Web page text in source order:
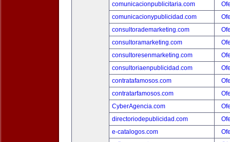
comunicacionpublicitaria.com
comunicacionypublicidad.com
consultorademarketing.com
consultoramarketing.com
consultoresenmarketing.com
consultoriaenpublicidad.com
contratafamosos.com
contratarfamosos.com
CyberAgencia.com
directoriodepublicidad.com
e-catalogos.com